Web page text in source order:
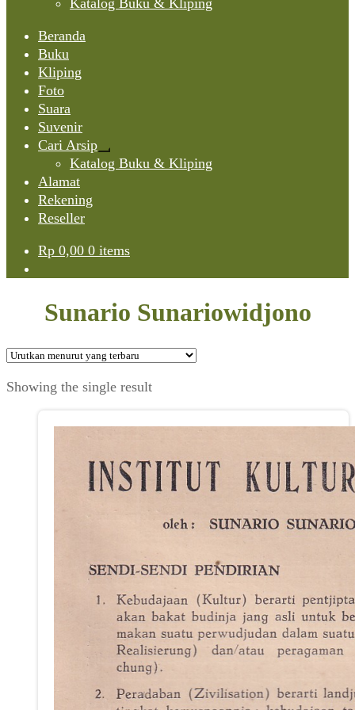
Katalog Buku & Kliping
Beranda
Buku
Kliping
Foto
Suara
Suvenir
Cari Arsip
Expand
child
Katalog Buku & Kliping
Alamat
Rekening
Reseller
Rp 0,00 0 items
Sunario Sunariowidjono
Showing the single result